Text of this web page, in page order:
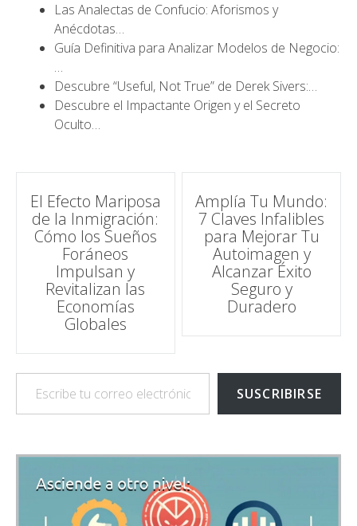
Las Analectas de Confucio: Aforismos y
Anécdotas…
Guía Definitiva para Analizar Modelos de Negocio:
…
Descubre “Useful, Not True” de Derek Sivers:…
Descubre el Impactante Origen y el Secreto
Oculto…
Navegación
de
entradas
El Efecto Mariposa
de la Inmigración:
Cómo los Sueños
Foráneos
Impulsan y
Revitalizan las
Economías
Globales
Amplía Tu Mundo:
7 Claves Infalibles
para Mejorar Tu
Autoimagen y
Alcanzar Éxito
Seguro y
Duradero
Escribe tu correo electrónico…
SUSCRIBIRSE